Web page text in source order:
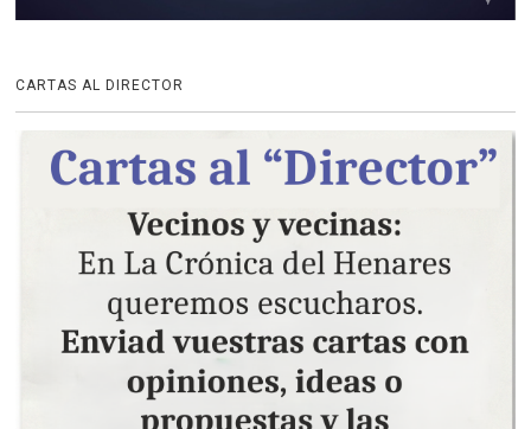
CARTAS AL DIRECTOR